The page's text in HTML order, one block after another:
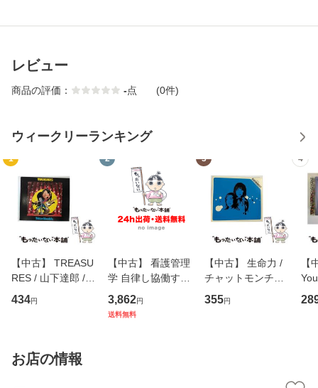
レビュー
商品の評価： -点 (0件)
ウィークリーランキング
1
【中古】 TREASU
RES / 山下達郎 /
イーストウエス
ト・ジャパン [CD]
434円
2
【中古】 看護管理
学 自律し協働する
専門職の看護マネ
ジメントスキル 改
3,862円
送料無料
3
【中古】 生命力 /
チャットモンチー /
キューンレコード
[CD]【メール便送
355円
4
【
のが
お店の情報